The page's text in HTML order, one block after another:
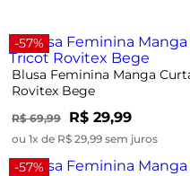
-57%
Blusa Feminina Manga
Rovitex Bege
R$ 69,99 R$ 29,99
ou 1x de R$ 29,99 sem juros
-57%